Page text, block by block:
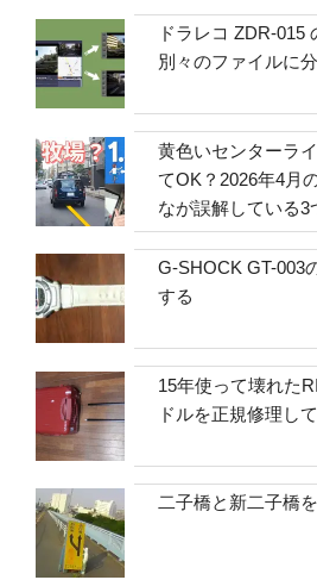
ドラレコ ZDR-015
別々のファイルに
黄色いセンターラ
てOK？2026年4月
なが誤解している3
G-SHOCK GT-003
する
15年使って壊れた
ドルを正規修理し
二子橋と新二子橋